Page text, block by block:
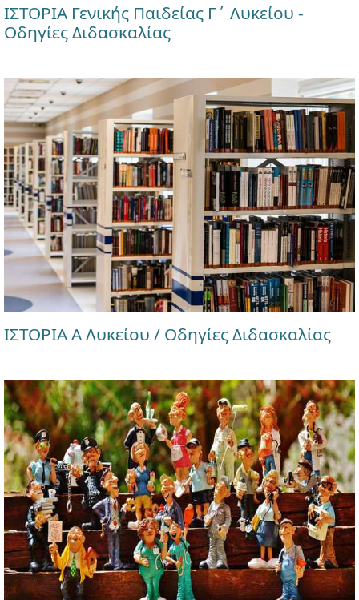
ΙΣΤΟΡΙΑ Γενικής Παιδείας Γ΄ Λυκείου -
Οδηγίες Διδασκαλίας
ΙΣΤΟΡΙΑ Α Λυκείου / Οδηγίες Διδασκαλίας